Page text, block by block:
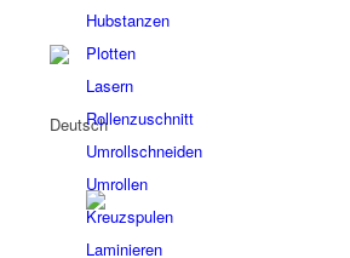
Hubstanzen
Plotten
Lasern
Rollenzuschnitt
Umrollschneiden
Umrollen
Kreuzspulen
Laminieren